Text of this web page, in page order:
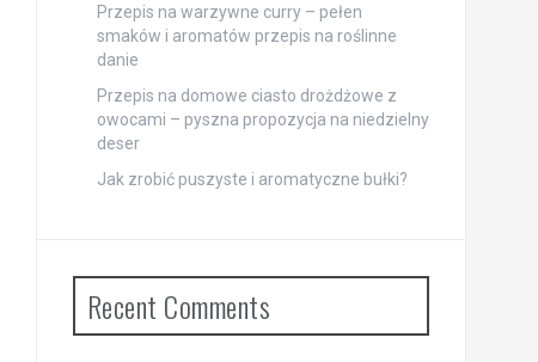
Przepis na warzywne curry – pełen
smaków i aromatów przepis na roślinne
danie
Przepis na domowe ciasto drożdżowe z
owocami – pyszna propozycja na niedzielny
deser
Jak zrobić puszyste i aromatyczne bułki?
Recent Comments